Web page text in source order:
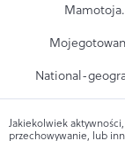
National-
Jakiekolwiek
przechowywanie, lub